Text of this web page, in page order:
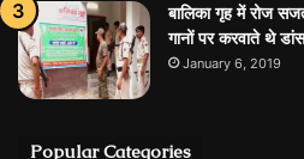
बालिका गृह में रोज
गानों पर करवाते थे डांस
January 6, 2019
Popular Categories